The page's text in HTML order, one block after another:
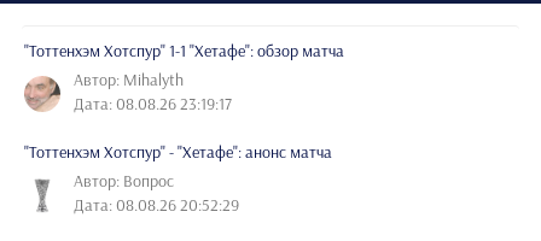
"Тоттенхэм Хотспур" 1-1 "Хетафе": обзор матча
Автор: Mihalyth
Дата: 08.08.26 23:19:17
"Тоттенхэм Хотспур" - "Хетафе": анонс матча
Автор: Вопрос
Дата: 08.08.26 20:52:29